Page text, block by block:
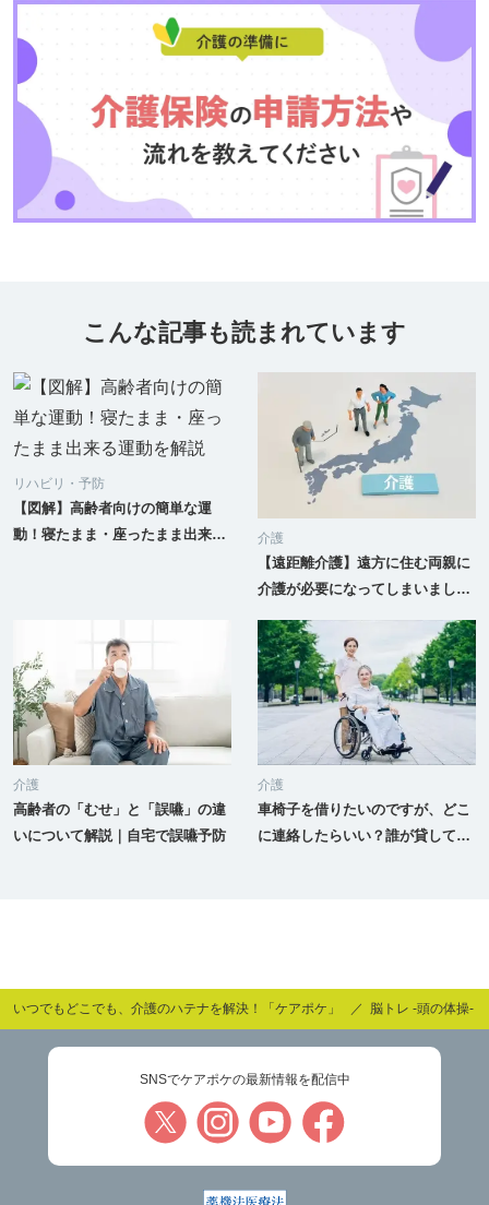
こんな記事も読まれています
リハビリ・予防
【図解】高齢者向けの簡単な運
動！寝たまま・座ったまま出来る
介護
【遠距離介護】遠方に住む両親に
介護が必要になってしまいまし
がどうしたらいいでしょうか？
介護
高齢者の「むせ」と「誤嚥」の違
いについて解説｜自宅で誤嚥予防
介護
車椅子を借りたいのですが、どこ
に連絡したらいい？誰が貸してく
いつでもどこでも、介護のハテナを解決！「ケアポケ」 脳トレ -頭の体操-
SNSでケアポケの最新情報を配信中